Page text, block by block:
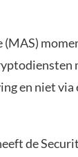
en niet via
de